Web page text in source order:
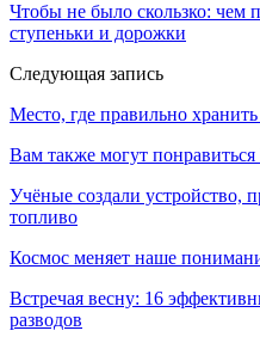
Чтобы не было скользко: чем
ступеньки и дорожки
Следующая запись
Место, где правильно
Вам также могут понравиться
Учёные создали устройство,
топливо
Космос меняет наше
Встречая весну: 16
разводов